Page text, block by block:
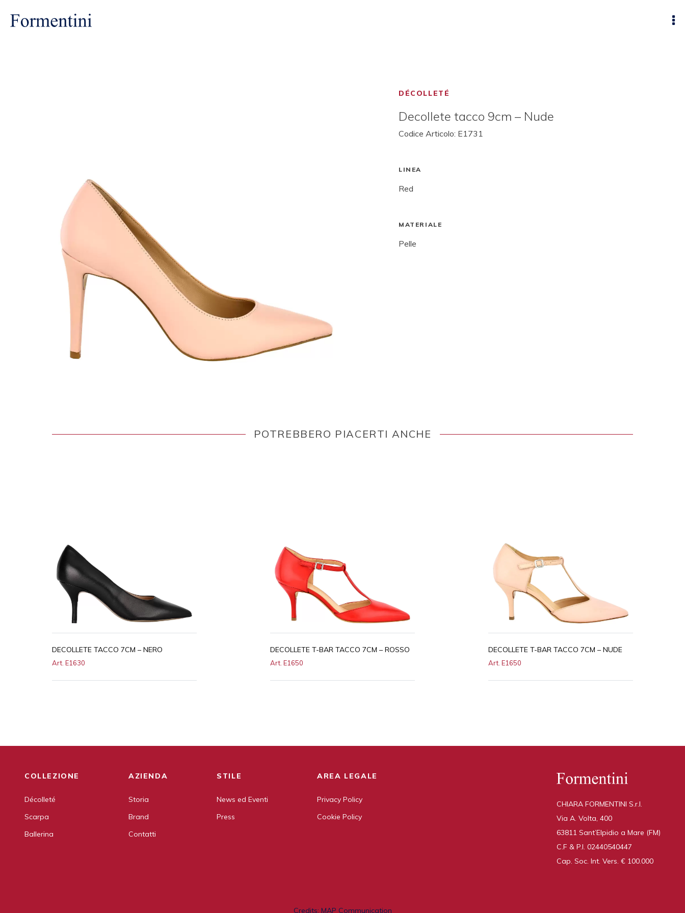
DÉCOLLETÉ
Decollete tacco 9cm – Nude
Codice Articolo: E1731
LINEA
Red
MATERIALE
Pelle
POTREBBERO PIACERTI ANCHE
DECOLLETE TACCO 7CM – NERO
Art. E1630
DECOLLETE T-BAR TACCO 7CM – ROSSO
Art. E1650
DECOLLETE T-BAR TACCO 7CM – NUDE
Art. E1650
COLLEZIONE
Décolleté
Scarpa
Ballerina
AZIENDA
Storia
Brand
Contatti
STILE
News ed Eventi
Press
AREA LEGALE
Privacy Policy
Cookie Policy
CHIARA FORMENTINI S.r.l.
Via A. Volta, 400
63811 Sant’Elpidio a Mare (FM)
C.F & P.I. 02440540447
Cap. Soc. Int. Vers. € 100.000
Credits: MAP Communication